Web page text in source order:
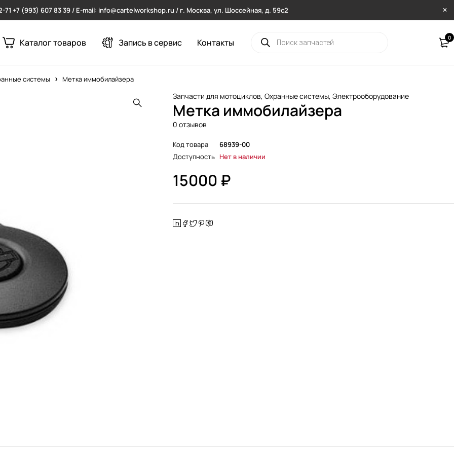
71 +7 (993) 607 83 39 / E-mail: info@cartelworkshop.ru / г. Москва, ул. Шоссейная, д. 59с2
Каталог товаров Запись в сервис Контакты 0
системы Метка иммобилайзера
Запчасти для мотоциклов,Охранные системы,Электрооборудование
Метка иммобилайзера
0 отзывов
Код товара
68939-00
Доступность Нет в наличии
15000 ₽